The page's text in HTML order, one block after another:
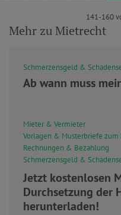
141-160
Mehr zu Mietrecht
Schmerzensgeld &
Ab wann muss
Mieter & Vermieter
Vorlagen & Musterbriefe
Rechnungen & Bezahlung
Schmerzensgeld &
Jetzt kostenlosen
Durchsetzung der
herunterladen!